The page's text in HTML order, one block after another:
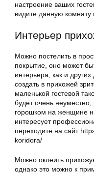
настроение ваших
видите данную комнату
Интерьер
Можно постелить в
покрытие, оно может
интерьера, как и
создать в прихожей
маленькой гостевой
будет очень
горошком на женщине
интересует
переходите на сайт
koridora/
Можно оклеить
однако это можно к